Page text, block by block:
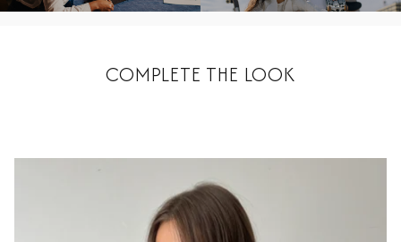
COMPLETE THE LOOK